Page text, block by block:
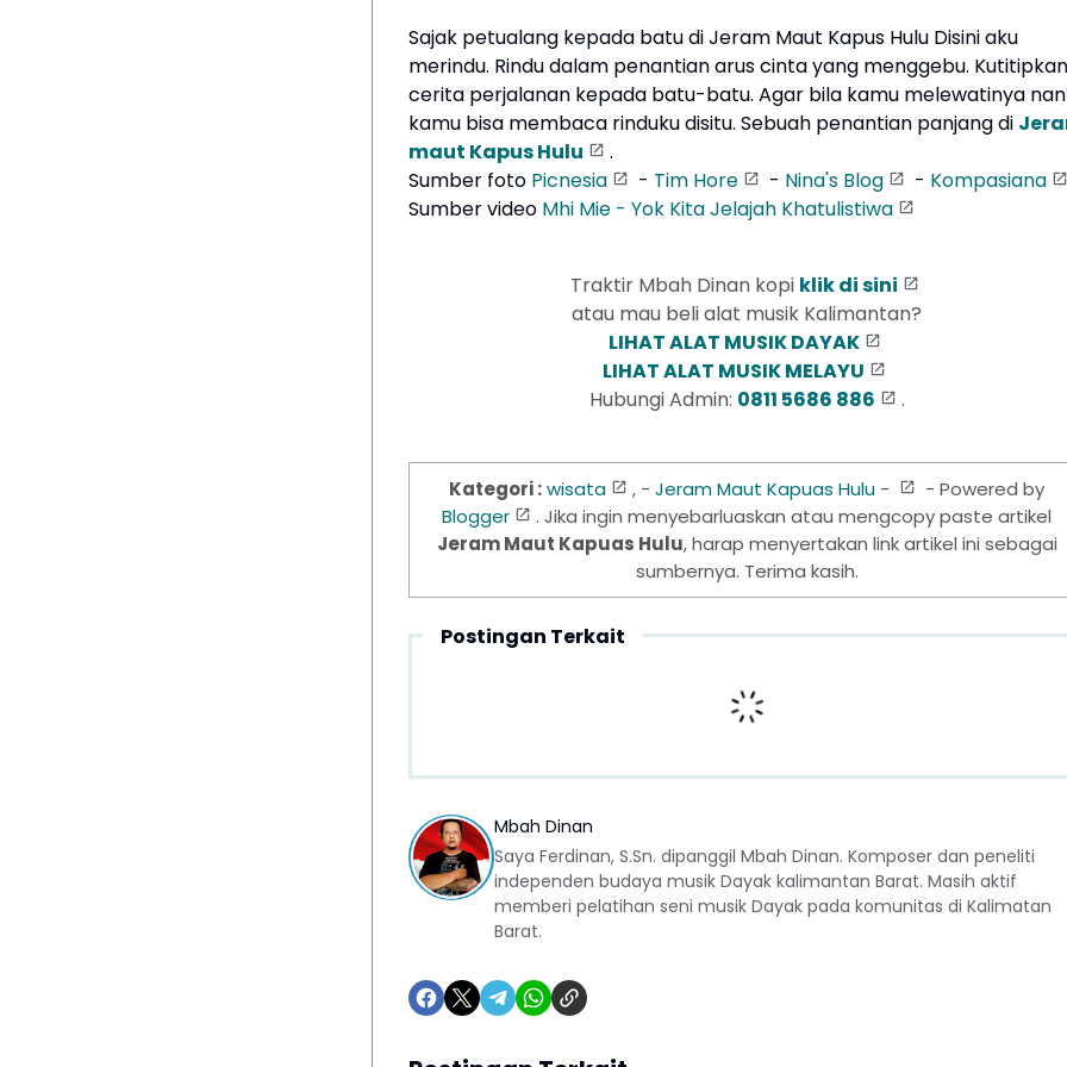
Sajak petualang kepada batu di Jeram Maut Kapus Hulu Disini aku
merindu. Rindu dalam penantian arus cinta yang menggebu. Kutitipkan
cerita perjalanan kepada batu-batu. Agar bila kamu melewatinya
kamu bisa membaca rinduku disitu. Sebuah penantian panjang di
maut Kapus Hulu
.
Sumber foto Picnesia - Tim Hore - Nina's Blog - Kompasiana
Sumber video Mhi Mie - Yok Kita Jelajah Khatulistiwa
Traktir Mbah Dinan kopi klik di sini
atau mau beli alat musik Kalimantan?
LIHAT ALAT MUSIK DAYAK
LIHAT ALAT MUSIK MELAYU
Hubungi Admin: 0811 5686 886 .
Kategori :wisata , - Jeram Maut Kapuas Hulu -
- Powered by
Blogger
. Jika ingin menyebarluaskan atau mengcopy paste artikel
Jeram Maut Kapuas Hulu, harap menyertakan link artikel ini sebagai
sumbernya. Terima kasih.
Postingan Terkait
Mbah Dinan
Saya Ferdinan, S.Sn. dipanggil Mbah Dinan. Komposer dan peneliti
independen budaya musik Dayak kalimantan Barat. Masih aktif
memberi pelatihan seni musik Dayak pada komunitas di Kalimatan
Barat.